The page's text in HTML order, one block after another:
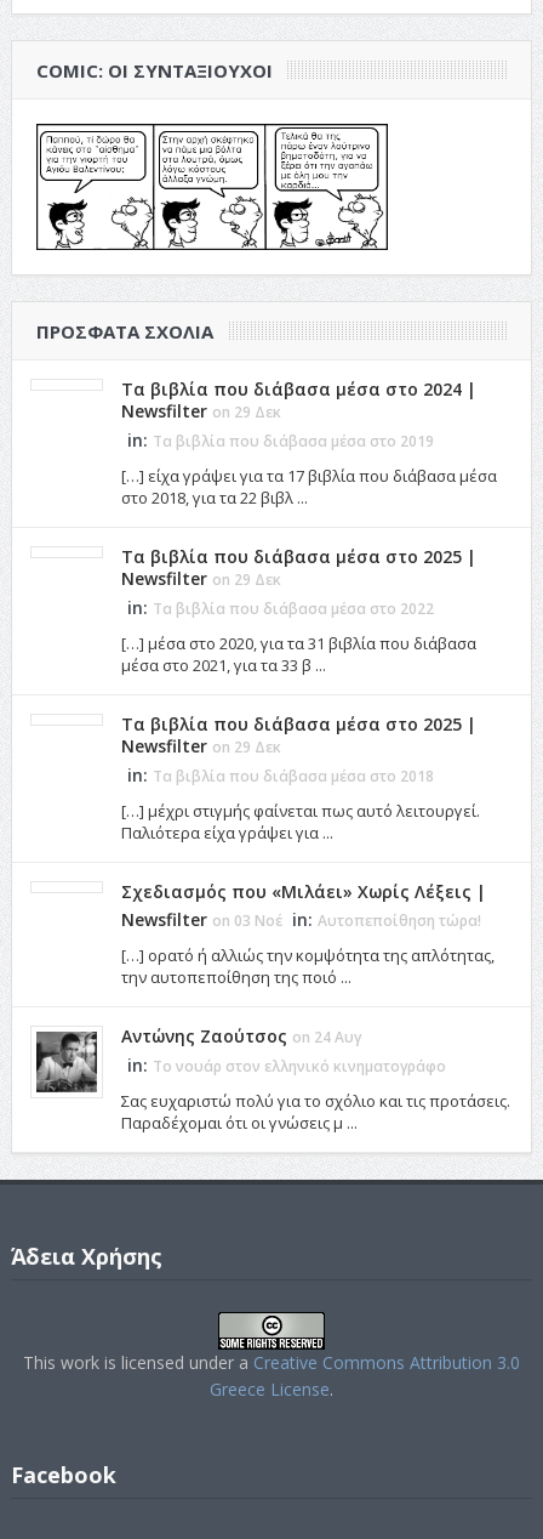
COMIC: ΟΙ ΣΥΝΤΑΞΙΟΎΧΟΙ
ΠΡΌΣΦΑΤΑ ΣΧΌΛΙΑ
Τα βιβλία που διάβασα μέσα στο 2024 |
Newsfilter on 29 Δεκ
in: Τα βιβλία που διάβασα μέσα στο 2019
[…] είχα γράψει για τα 17 βιβλία που διάβασα μέσα
στο 2018, για τα 22 βιβλ ...
Τα βιβλία που διάβασα μέσα στο 2025 |
Newsfilter on 29 Δεκ
in: Τα βιβλία που διάβασα μέσα στο 2022
[…] μέσα στο 2020, για τα 31 βιβλία που διάβασα
μέσα στο 2021, για τα 33 β ...
Τα βιβλία που διάβασα μέσα στο 2025 |
Newsfilter on 29 Δεκ
in: Τα βιβλία που διάβασα μέσα στο 2018
[…] μέχρι στιγμής φαίνεται πως αυτό λειτουργεί.
Παλιότερα είχα γράψει για ...
Σχεδιασμός που «Μιλάει» Χωρίς Λέξεις |
Newsfilter on 03 Νοέ in: Αυτοπεποίθηση τώρα!
[…] ορατό ή αλλιώς την κομψότητα της απλότητας,
την αυτοπεποίθηση της ποιό ...
Αντώνης Ζαούτσος on 24 Αυγ
in: Το νουάρ στον ελληνικό κινηματογράφο
Σας ευχαριστώ πολύ για το σχόλιο και τις προτάσεις.
Παραδέχομαι ότι οι γνώσεις μ ...
Άδεια Χρήσης
This work is licensed under a Creative Commons Attribution 3.0
Greece License.
Facebook